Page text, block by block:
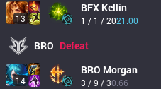
13
BFX Kellin
1 / 1 / 2021.00
BRO Defeat
14
BRO Morgan
3 / 9 / 30.66